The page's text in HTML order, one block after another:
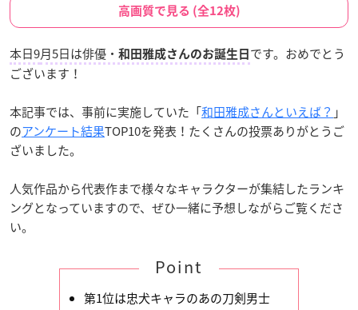
高画質で見る (全12枚)
本日9月5日は俳優・ 和田雅成さんのお誕生日 です。おめでとう
ございます！
本記事では、事前に実施していた「和田雅成さんといえば？ 」
のアンケート結果TOP10を発表！たくさんの投票ありがとうご
ざいました。
人気作品から代表作まで様々なキャラクターが集結したランキ
ングとなっていますので、ぜひ一緒に予想しながらご覧くださ
い。
Point
第1位は忠犬キャラのあの刀剣男士